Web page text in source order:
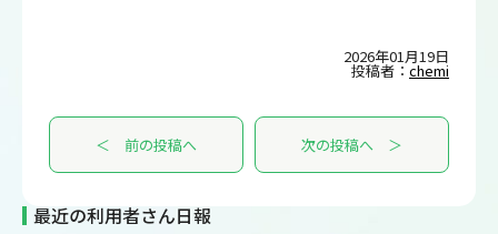
2026年01月19日
投稿者： chemi
＜ 前の投稿へ 次の投稿へ ＞
最近の利用者さん日報